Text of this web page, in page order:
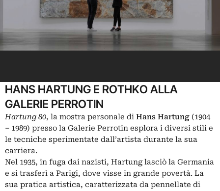
HANS HARTUNG E ROTHKO ALLA
GALERIE PERROTIN
Hartung 80, la mostra personale di Hans Hartung (1904
– 1989) presso la Galerie Perrotin esplora i diversi stili e
le tecniche sperimentate dall’artista durante la sua
carriera.
Nel 1935, in fuga dai nazisti, Hartung lasciò la Germania
e si trasferì a Parigi, dove visse in grande povertà. La
sua pratica artistica, caratterizzata da pennellate di